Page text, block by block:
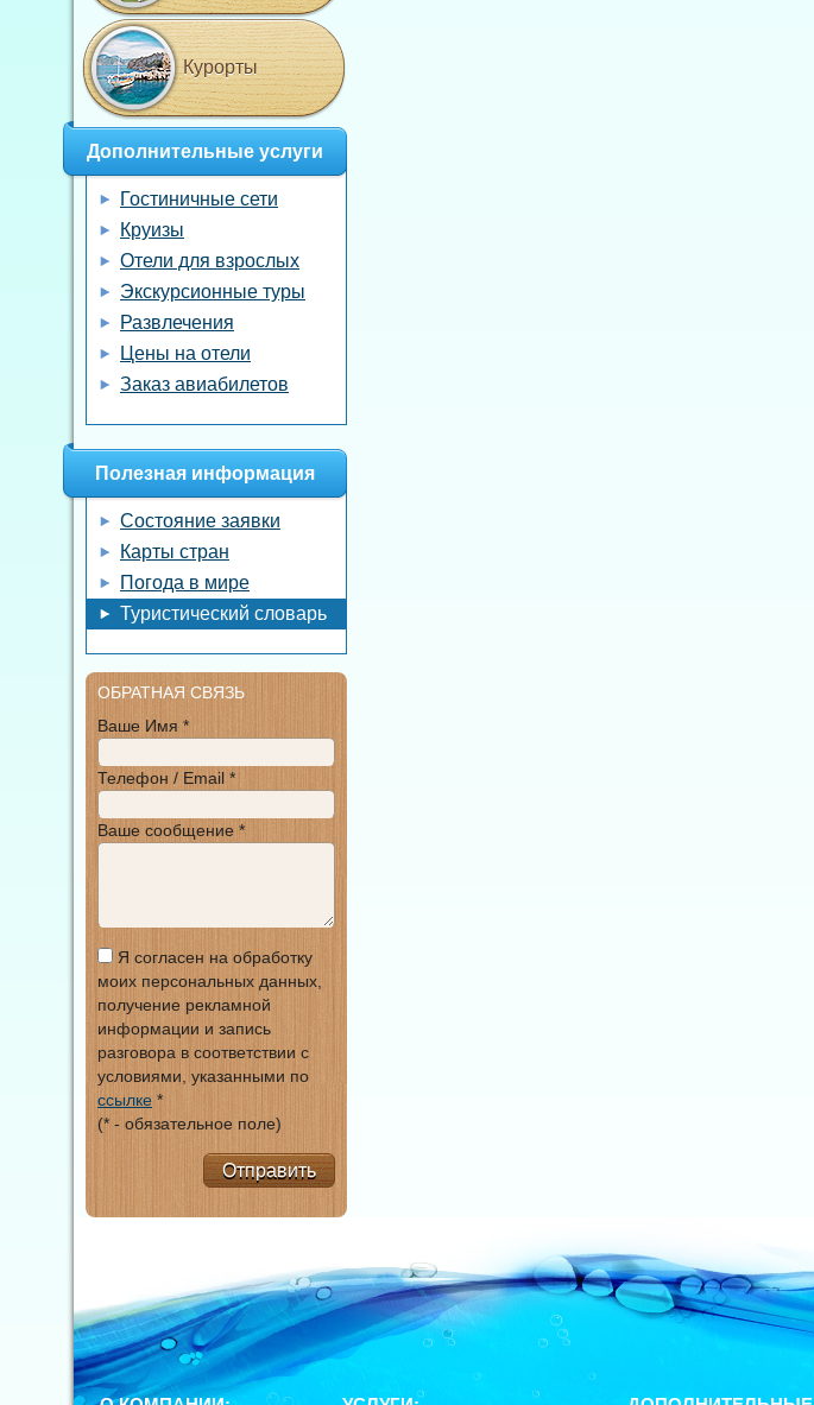
Курорты
Дополнительные услуги
Гостиничные сети
Круизы
Отели для взрослых
Экскурсионные туры
Развлечения
Цены на отели
Заказ авиабилетов
Полезная информация
Состояние заявки
Карты стран
Погода в мире
Туристический словарь
ОБРАТНАЯ СВЯЗЬ
Ваше Имя *
Телефон / Email *
Ваше сообщение *
Я согласен на обработку
моих персональных данных,
получение рекламной
информации и запись
разговора в соответствии с
условиями, указанными по
ссылке *
(* - обязательное поле)
Отправить